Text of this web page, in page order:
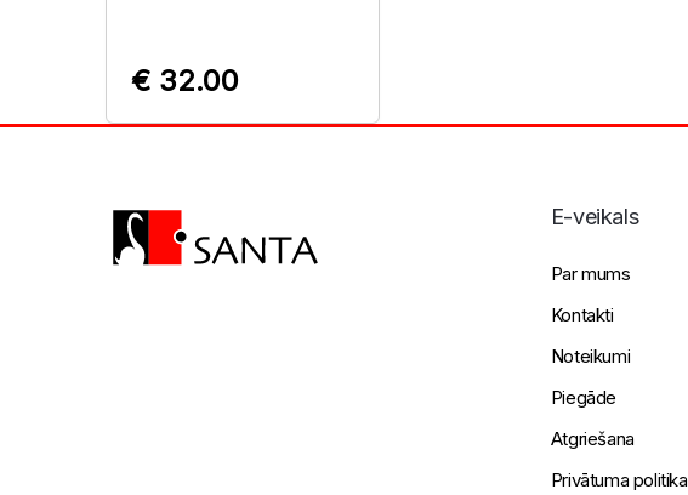
€ 32.00
E-veikals
Par mums
Kontakti
Noteikumi
Piegāde
Atgriešana
Privātuma politika